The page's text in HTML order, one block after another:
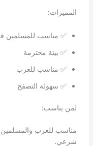
المميزات:
✅ مناسب للمسلمين
✅ بيئة محترمة
✅ مناسب للعرب
✅ سهولة التصفح
لمن يناسب:
مناسب للعرب والمسلمين
شرعي.